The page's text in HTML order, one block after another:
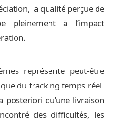
la qualité perçue de
pleinement à l’impact
représente peut-être
du tracking temps réel.
qu’une livraison
des difficultés, les